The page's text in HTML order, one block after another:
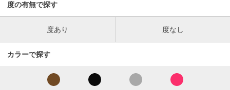
度の有無で探す
度あり 度なし
カラーで探す